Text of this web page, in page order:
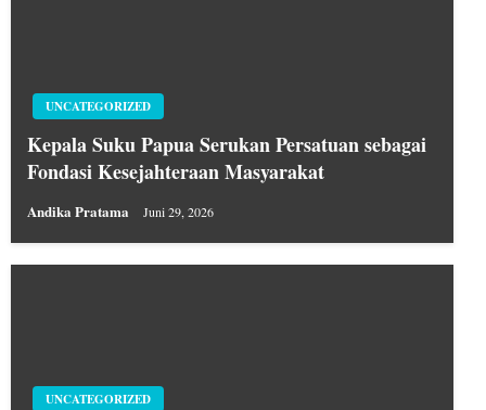
UNCATEGORIZED
Kepala Suku Papua Serukan Persatuan sebagai
Fondasi Kesejahteraan Masyarakat
Andika Pratama Juni 29, 2026
UNCATEGORIZED